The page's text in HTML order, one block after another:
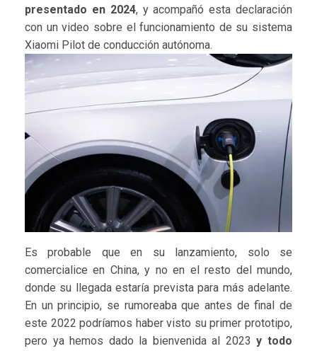
presentado en 2024, y acompañó esta declaración
con un video sobre el funcionamiento de su sistema
Xiaomi Pilot de conducción autónoma.
Es probable que en su lanzamiento, solo se
comercialice en China, y no en el resto del mundo,
donde su llegada estaría prevista para más adelante.
En un principio, se rumoreaba que antes de final de
este 2022 podríamos haber visto su primer prototipo,
pero ya hemos dado la bienvenida al 2023y todo